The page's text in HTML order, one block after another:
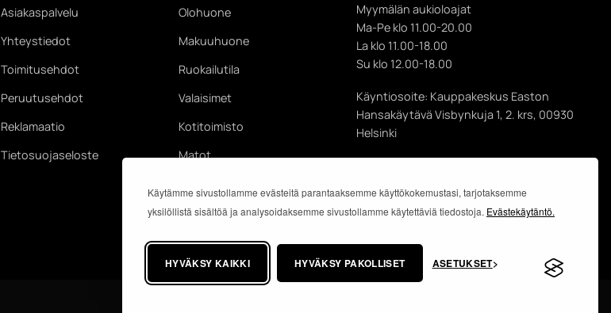
Käytämme sivustollamme evästeitä parantaaksemme käyttökokemustasi, tarjotaksemme
yksilöllistä sisältöä ja analysoidaksemme sivustollamme käytettäviä tiedostoja. Evästekäytäntö.
HYVÄKSY KAIKKI HYVÄKSY PAKOLLISET ASETUKSET
Asiakaspalvelu
Yhteystiedot
Toimitusehdot
Peruutusehdot
Reklamaatio
Tietosuojaseloste
Olohuone
Makuuhuone
Ruokailutila
Valaisimet
Kotitoimisto
Matot
Myymälän aukioloajat
Ma-Pe klo 11.00-20.00
La klo 11.00-18.00
Su klo 12.00-18.00
Käyntiosoite: Kauppakeskus Easton
Hansakäytävä Visbynkuja 1, 2. krs, 00930
Helsinki